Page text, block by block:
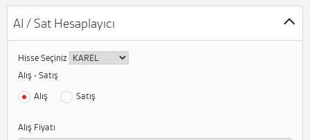
Al / Sat Hesaplayıcı
Hisse Seçiniz
Alış - Satış
Alış
Satış
Alış Fiyatı